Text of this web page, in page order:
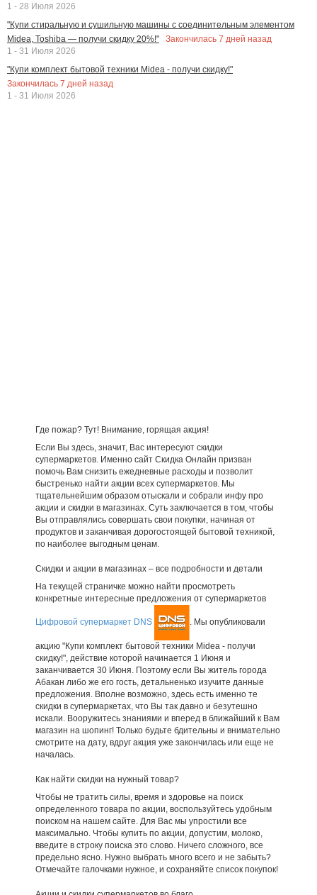
1 - 28 Июля 2026
"Купи стиральную и сушильную машины с соединительным элементом
Midea, Toshiba — получи скидку 20%!"
Закончилась 7 дней назад
1 - 31 Июля 2026
"Купи комплект бытовой техники Midea - получи скидку!"
Закончилась 7 дней назад
1 - 31 Июля 2026
Где пожар? Тут! Внимание, горящая акция!
Если Вы здесь, значит, Вас интересуют скидки
супермаркетов. Именно сайт Скидка Онлайн призван
помочь Вам снизить ежедневные расходы и позволит
быстренько найти акции всех супермаркетов. Мы
тщательнейшим образом отыскали и собрали инфу про
акции и скидки в магазинах. Суть заключается в том, чтобы
Вы отправлялись совершать свои покупки, начиная от
продуктов и заканчивая дорогостоящей бытовой техникой,
по наиболее выгодным ценам.
Скидки и акции в магазинах – все подробности и детали
На текущей страничке можно найти просмотреть
конкретные интересные предложения от супермаркетов
Цифровой супермаркет DNS . Мы опубликовали
акцию "Купи комплект бытовой техники Midea - получи
скидку!", действие которой начинается 1 Июня и
заканчивается 30 Июня. Поэтому если Вы житель города
Абакан либо же его гость, детальненько изучите данные
предложения. Вполне возможно, здесь есть именно те
скидки в супермаркетах, что Вы так давно и безутешно
искали. Вооружитесь знаниями и вперед в ближайший к Вам
магазин на шопинг! Только будьте бдительны и внимательно
смотрите на дату, вдруг акция уже закончилась или еще не
началась.
Как найти скидки на нужный товар?
Чтобы не тратить силы, время и здоровье на поиск
определенного товара по акции, воспользуйтесь удобным
поиском на нашем сайте. Для Вас мы упростили все
максимально. Чтобы купить по акции, допустим, молоко,
введите в строку поиска это слово. Ничего сложного, все
предельно ясно. Нужно выбрать много всего и не забыть?
Отмечайте галочками нужное, и сохраняйте список покупок!